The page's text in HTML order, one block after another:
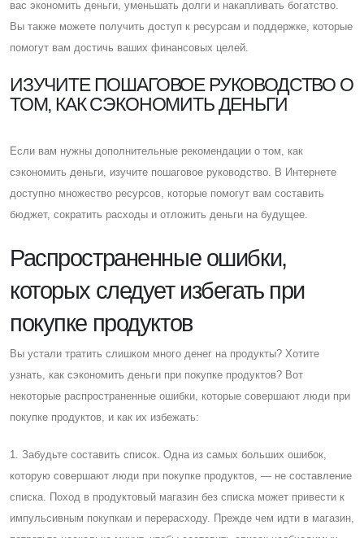
вас экономить деньги, уменьшать долги и накапливать богатство.
Вы также можете получить доступ к ресурсам и поддержке, которые
помогут вам достичь ваших финансовых целей.
ИЗУЧИТЕ ПОШАГОВОЕ РУКОВОДСТВО О
ТОМ, КАК СЭКОНОМИТЬ ДЕНЬГИ
Eсли вам нужны дополнительные рекомендации о том, как
сэкономить деньги, изучите пошаговое руководство. В Интернете
доступно множество ресурсов, которые помогут вам составить
бюджет, сократить расходы и отложить деньги на будущее.
Распространенные ошибки,
которых следует избегать при
покупке продуктов
Вы устали тратить слишком много денег на продукты? Хотите
узнать, как сэкономить деньги при покупке продуктов? Вот
некоторые распространенные ошибки, которые совершают люди при
покупке продуктов, и как их избежать:
1. Забудьте составить список. Одна из самых больших ошибок,
которую совершают люди при покупке продуктов, — не составление
списка. Поход в продуктовый магазин без списка может привести к
импульсивным покупкам и перерасходу. Прежде чем идти в магазин,